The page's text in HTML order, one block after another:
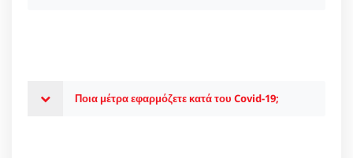
Ποια μέτρα εφαρμόζετε κατά του Covid-19;